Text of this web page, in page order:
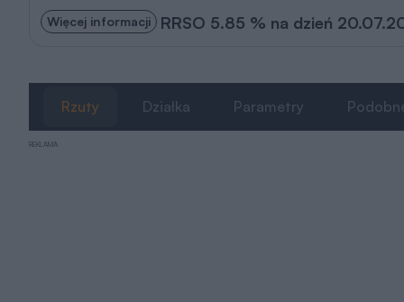
Więcej informacji RRSO 5.85 % na dzień
Rzuty Działka Parametry
REKLAMA